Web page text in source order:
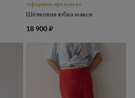
Оформить предзаказ
Шёлковая юбка макси
18 900